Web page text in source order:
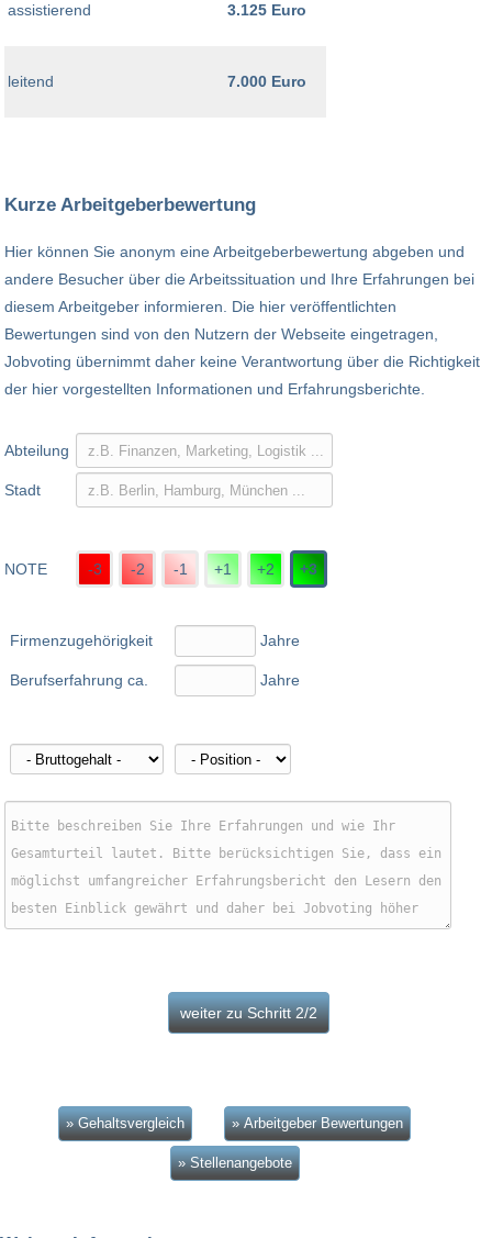
assistierend 3.125 Euro
leitend 7.000 Euro
Kurze Arbeitgeberbewertung
Hier können Sie anonym eine Arbeitgeberbewertung abgeben und
andere Besucher über die Arbeitssituation und Ihre Erfahrungen bei
diesem Arbeitgeber informieren. Die hier veröffentlichten
Bewertungen sind von den Nutzern der Webseite eingetragen,
Jobvoting übernimmt daher keine Verantwortung über die Richtigkeit
der hier vorgestellten Informationen und Erfahrungsberichte.
Abteilung
Stadt
NOTE -3 -2 -1 +1 +2 +3
Firmenzugehörigkeit
Berufserfahrung ca.
Jahre
Jahre
» Gehaltsvergleich » Arbeitgeber Bewertungen
» Stellenangebote